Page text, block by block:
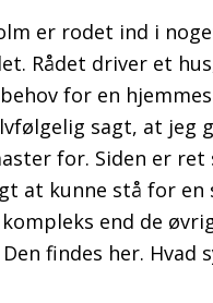
er rodet ind i
Rådet driver et
for en
sagt, at jeg
for. Siden er ret
at kunne stå for en
end de
findes her. Hvad